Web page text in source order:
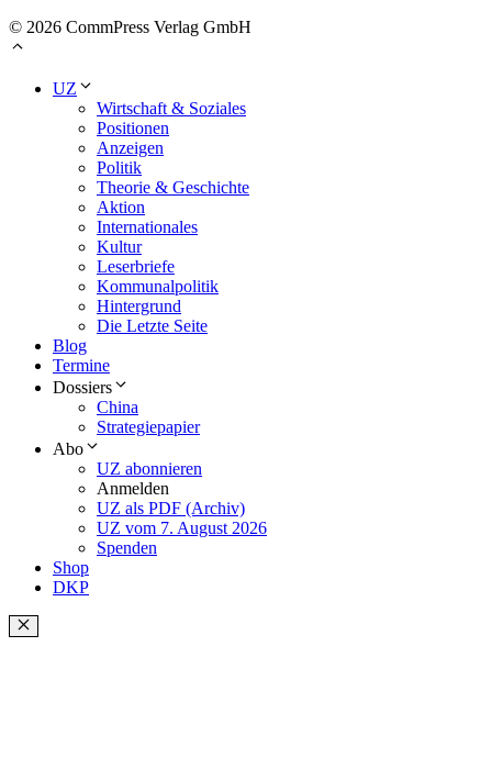
© 2026 CommPress Verlag GmbH
UZ
Wirtschaft & Soziales
Positionen
Anzeigen
Politik
Theorie & Geschichte
Aktion
Internationales
Kultur
Leserbriefe
Kommunalpolitik
Hintergrund
Die Letzte Seite
Blog
Termine
Dossiers
China
Strategiepapier
Abo
UZ abonnieren
Anmelden
UZ als PDF (Archiv)
UZ vom 7. August 2026
Spenden
Shop
DKP
Schließen